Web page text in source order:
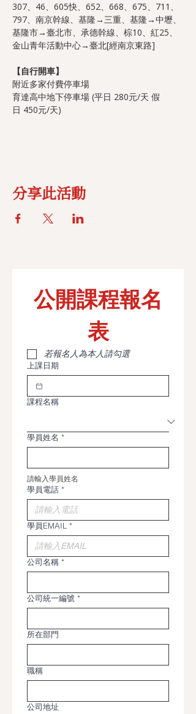
307、46、605快、652、668、675、711、
797、南京幹線、基隆→三重、基隆→中壢、
基隆市→臺北市、承德幹線、棕10、紅25、
金山青年活動中心→臺北[經南京東路]
【自行開車】
附近多家付費停車場
育達高中地下停車場 (平日 280元/天 假
日 450元/天)
分享此活動
公開課程報名
表
若報名人為本人請勾選
上課日期
課程名稱
學員姓名 *
請輸入學員姓名
學員電話 *
學員EMAIL *
公司名稱 *
公司統一編號 *
所在部門
職稱
公司地址